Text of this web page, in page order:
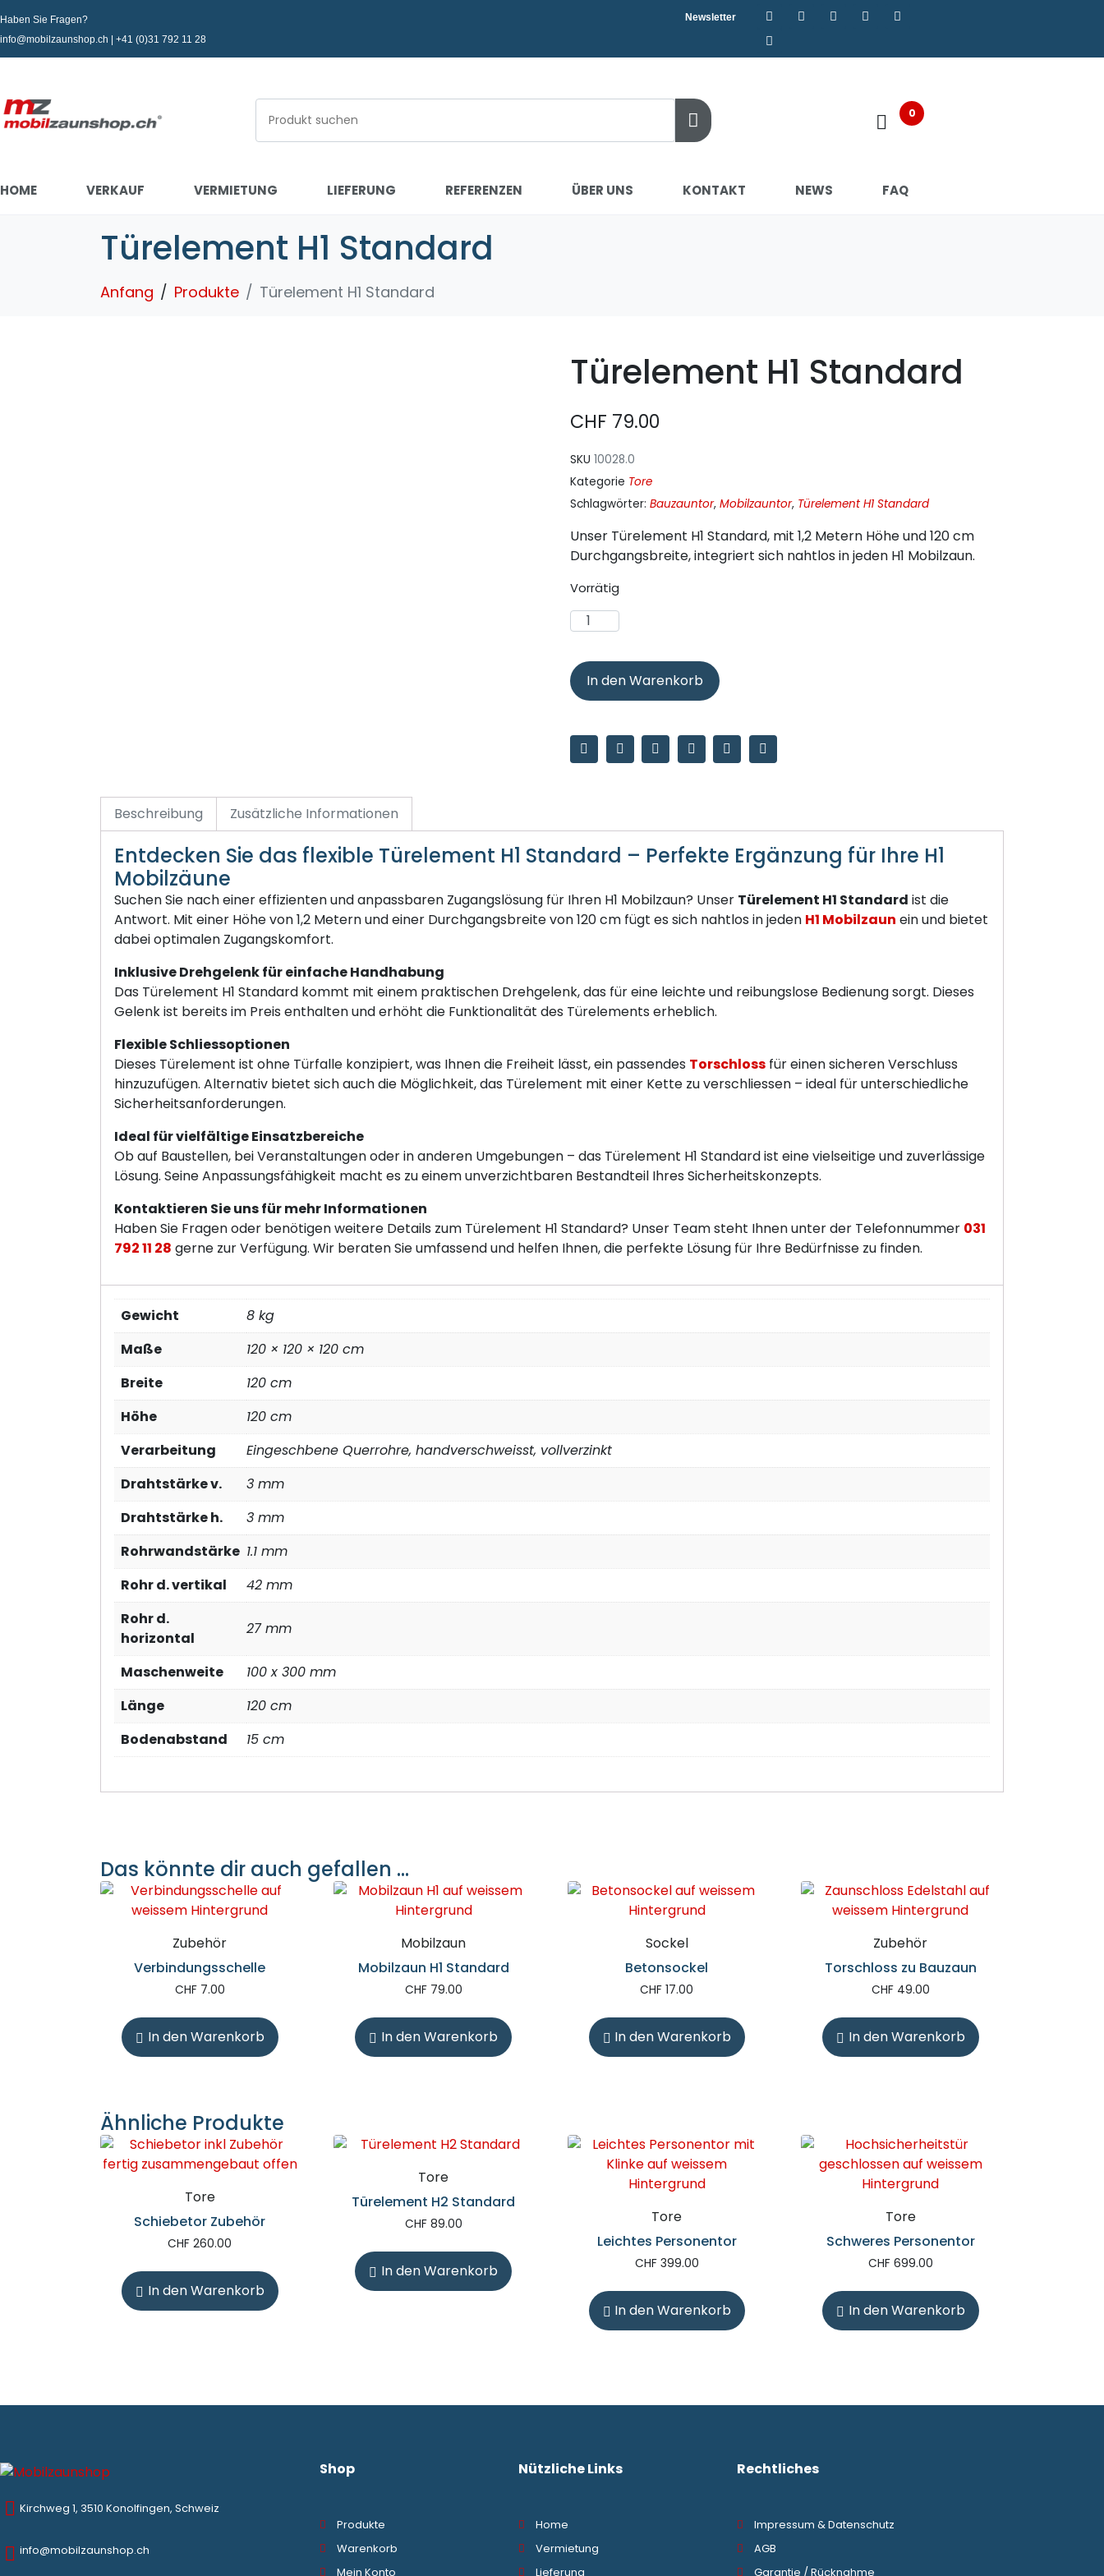
Haben Sie Fragen?
info@mobilzaunshop.ch | +41 (0)31 792 11 28
Newsletter
0
HOME VERKAUF VERMIETUNG LIEFERUNG REFERENZEN ÜBER UNS KONTAKT NEWS FAQ
Türelement H1 Standard
Anfang Produkte Türelement H1 Standard
Türelement H1 Standard
CHF 79.00
SKU 10028.0
Kategorie Tore
Schlagwörter: Bauzauntor, Mobilzauntor, Türelement H1 Standard
Unser Türelement H1 Standard, mit 1,2 Metern Höhe und 120 cm
Durchgangsbreite, integriert sich nahtlos in jeden H1 Mobilzaun.
Vorrätig
In den Warenkorb
Beschreibung Zusätzliche Informationen
Entdecken Sie das flexible Türelement H1 Standard – Perfekte Ergänzung für Ihre H1
Mobilzäune
Suchen Sie nach einer effizienten und anpassbaren Zugangslösung für Ihren H1 Mobilzaun? Unser Türelement H1 Standard ist die
Antwort. Mit einer Höhe von 1,2 Metern und einer Durchgangsbreite von 120 cm fügt es sich nahtlos in jeden H1 Mobilzaun ein und bietet
dabei optimalen Zugangskomfort.
Inklusive Drehgelenk für einfache Handhabung
Das Türelement H1 Standard kommt mit einem praktischen Drehgelenk, das für eine leichte und reibungslose Bedienung sorgt. Dieses
Gelenk ist bereits im Preis enthalten und erhöht die Funktionalität des Türelements erheblich.
Flexible Schliessoptionen
Dieses Türelement ist ohne Türfalle konzipiert, was Ihnen die Freiheit lässt, ein passendes Torschloss für einen sicheren Verschluss
hinzuzufügen. Alternativ bietet sich auch die Möglichkeit, das Türelement mit einer Kette zu verschliessen – ideal für unterschiedliche
Sicherheitsanforderungen.
Ideal für vielfältige Einsatzbereiche
Ob auf Baustellen, bei Veranstaltungen oder in anderen Umgebungen – das Türelement H1 Standard ist eine vielseitige und zuverlässige
Lösung. Seine Anpassungsfähigkeit macht es zu einem unverzichtbaren Bestandteil Ihres Sicherheitskonzepts.
Kontaktieren Sie uns für mehr Informationen
Haben Sie Fragen oder benötigen weitere Details zum Türelement H1 Standard? Unser Team steht Ihnen unter der Telefonnummer 031
792 11 28 gerne zur Verfügung. Wir beraten Sie umfassend und helfen Ihnen, die perfekte Lösung für Ihre Bedürfnisse zu finden.
Gewicht
8 kg
Maße
120 × 120 × 120 cm
Breite
120 cm
Höhe
120 cm
Verarbeitung
Eingeschbene Querrohre, handverschweisst, vollverzinkt
Drahtstärke v.
3 mm
Drahtstärke h.
3 mm
Rohrwandstärke 1.1 mm
Rohr d. vertikal
42 mm
Rohr d.
horizontal
27 mm
Maschenweite
100 x 300 mm
Länge
120 cm
Bodenabstand
15 cm
Das könnte dir auch gefallen …
Zubehör
Verbindungsschelle
CHF7.00
In den Warenkorb
Mobilzaun
Mobilzaun H1 Standard
CHF79.00
In den Warenkorb
Sockel
Betonsockel
CHF 17.00
In den Warenkorb
Zubehör
Torschloss zu Bauzaun
CHF49.00
In den Warenkorb
Ähnliche Produkte
Tore
Schiebetor Zubehör
CHF 260.00
In den Warenkorb
Tore
Türelement H2 Standard
CHF89.00
In den Warenkorb
Tore
Leichtes Personentor
CHF399.00
In den Warenkorb
Tore
Schweres Personentor
CHF699.00
In den Warenkorb
Kirchweg 1, 3510 Konolfingen, Schweiz
info@mobilzaunshop.ch
Shop
Produkte
Warenkorb
Mein Konto
Nützliche Links
Home
Vermietung
Lieferung
Rechtliches
Impressum & Datenschutz
AGB
Garantie / Rücknahme